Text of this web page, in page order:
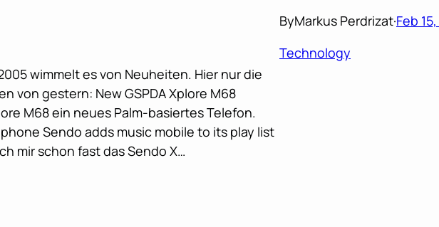
wimmelt es von Neuheiten. Hier nur die
von gestern: New GSPDA Xplore M68
M68 ein neues Palm-basiertes Telefon.
Sendo adds music mobile to its play list
mir schon fast das Sendo X…
ByMarkus Perdrizat·Feb
Technology